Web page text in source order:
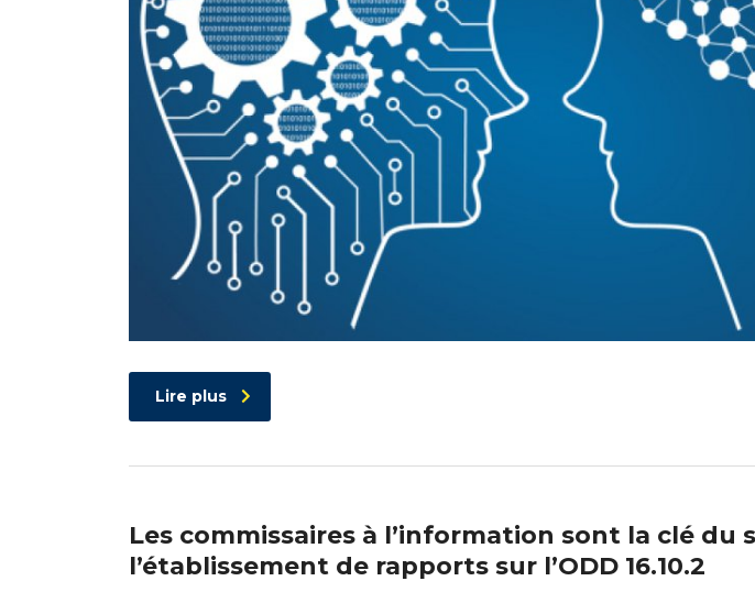
Lire plus
Les commissaires à l’information sont la clé du
l’établissement de rapports sur l’ODD 16.10.2